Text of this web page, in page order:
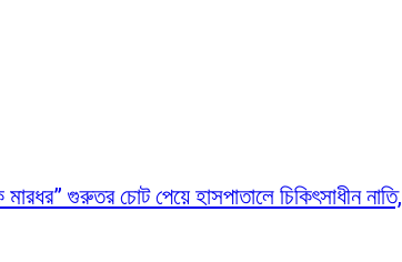
গুরুতর চোট পেয়ে হাসপাতালে চিকিৎসাধীন নাতি,